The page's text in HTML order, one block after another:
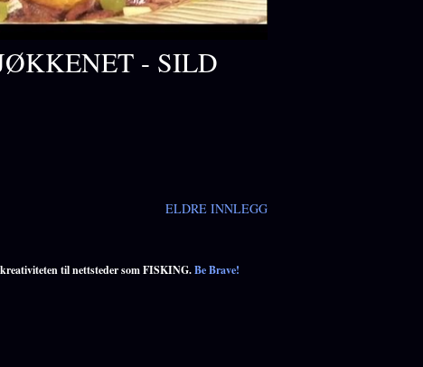
- SILD
ELDRE INNLEGG
til nettsteder som FISKING.Be Brave!